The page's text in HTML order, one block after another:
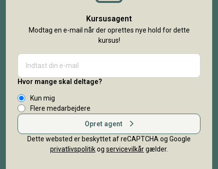
Kursusagent
Modtag en e-mail når der oprettes nye hold for dette
kursus!
Hvor mange skal deltage?
Kun mig
Flere medarbejdere
Opret agent
Dette websted er beskyttet af reCAPTCHA og Google
privatlivspolitikog servicevilkårgælder.